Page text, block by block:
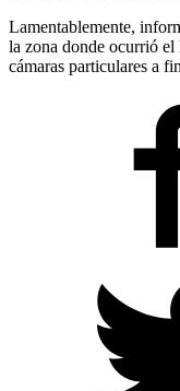
Lamentablemente,
la zona donde ocurrió el
cámaras particulares a